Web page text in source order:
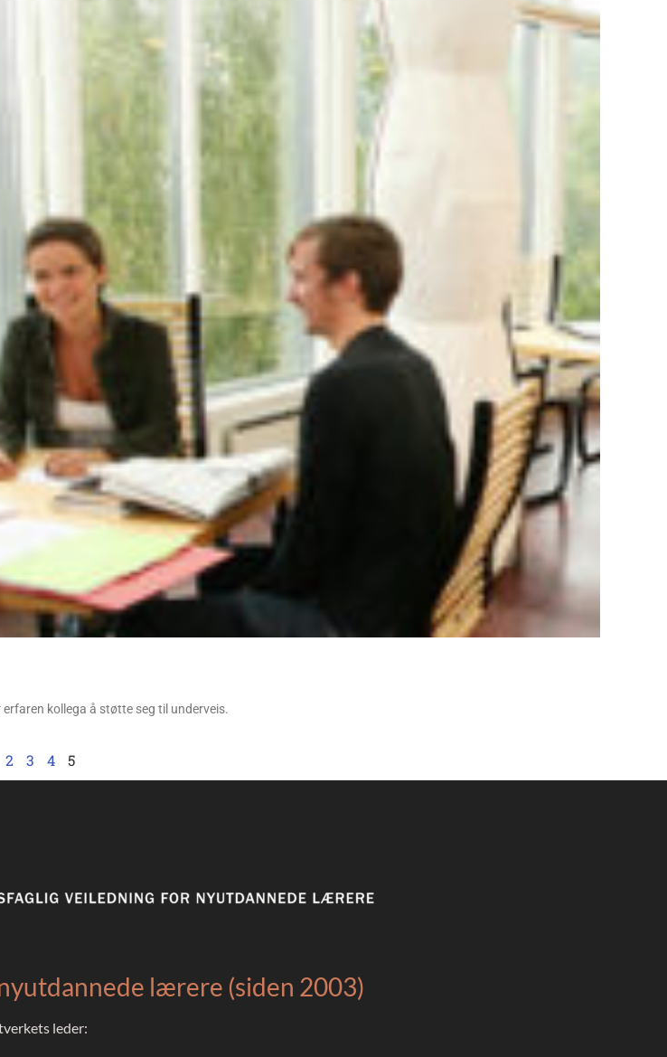
kollega å støtte seg til underveis.
2 3 4 5
lærere (siden 2003)
leder: